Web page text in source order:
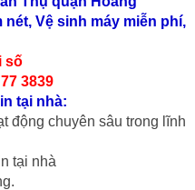
Vệ sinh máy miễn phí,
số
3839
tại nhà:
động chuyên sâu trong lĩnh
tại nhà